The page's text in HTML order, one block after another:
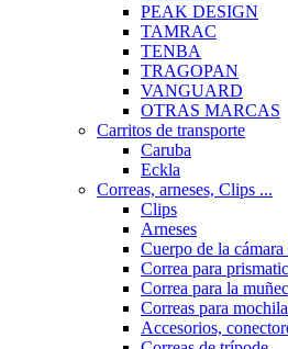
PEAK DESIGN
TAMRAC
TENBA
TRAGOPAN
VANGUARD
OTRAS MARCAS
Carritos de transporte
Caruba
Eckla
Correas, arneses, Clips ...
Clips
Arneses
Cuerpo de la cámara
Correa para
Correa para la
Correas para
Accesorios,